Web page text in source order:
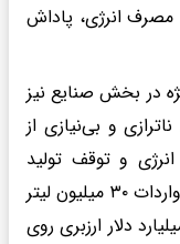
مصرف انرژی، پاداش
در بخش صنایع نیز
و بی‌نیازی از
و توقف تولید
نشوند. بر اساس محاسبات، ما روزانه به واردات ۳۰ میلیون لیتر
دلار ارزبری روی